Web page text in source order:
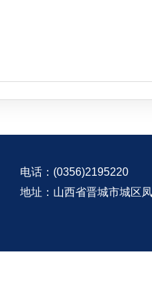
电话：(0356)2195220
地址：山西省晋城市城区